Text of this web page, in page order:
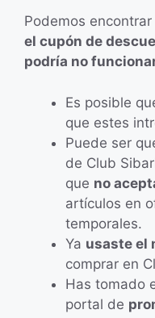
Podemos encontrar
el cupón de
podría no
Es posible
que estes
Puede ser
de Club
que no
artículos en
temporales.
Ya usaste el
comprar en
Has tomado
portal de